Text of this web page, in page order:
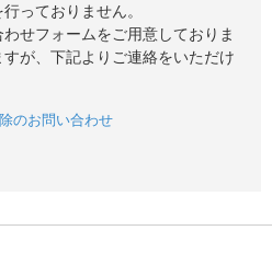
っておりません。
せフォームをご用意しておりま
が、下記よりご連絡をいただけ
のお問い合わせ